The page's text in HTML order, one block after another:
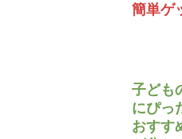
簡単ゲ
子ども
にぴっ
おすす